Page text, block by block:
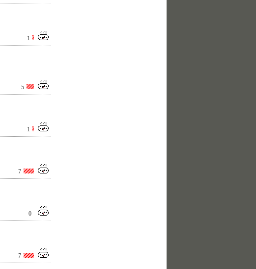
1
5
1
7
0
7